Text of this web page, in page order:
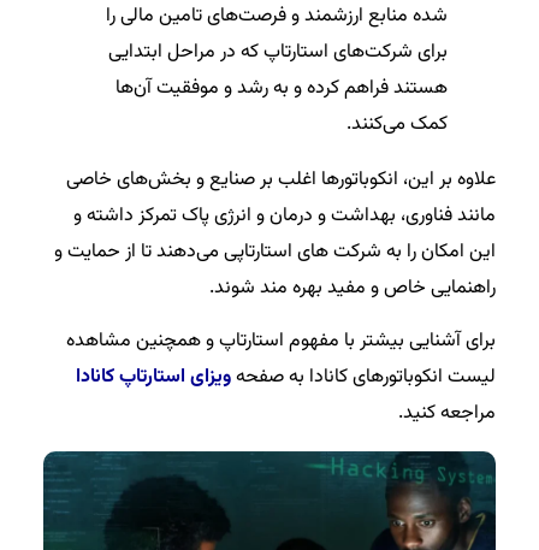
شده منابع ارزشمند و فرصت‌های تامین مالی را
برای شرکت‌های استارتاپ که در مراحل ابتدایی
هستند فراهم کرده و به رشد و موفقیت آن‌ها
کمک می‌کنند.
علاوه بر این، انکوباتورها اغلب بر صنایع و بخش‌های خاصی
مانند فناوری، بهداشت و درمان و انرژی پاک تمرکز داشته و
این امکان را به شرکت های استارتاپی می‌دهند تا از حمایت و
راهنمایی خاص و مفید بهره مند شوند.
برای آشنایی بیشتر با مفهوم استارتاپ و همچنین مشاهده
لیست انکوباتورهای کانادا به صفحهویزای استارتاپ کانادا
مراجعه کنید.